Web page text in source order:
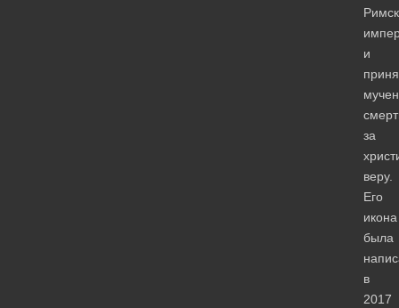
и
за
веру.
Его
икона
была
в
2017